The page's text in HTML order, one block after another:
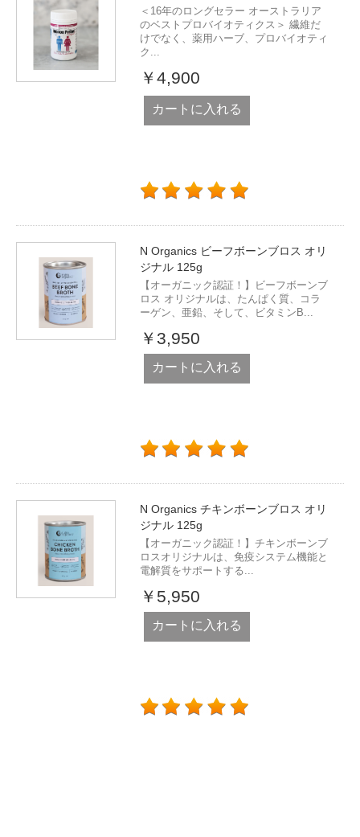
＜16年のロングセラー オーストラリア
のベストプロバイオティクス＞ 繊維だ
けでなく、薬用ハーブ、プロバイオティ
ク...
￥4,900
カートに入れる
N Organics ビーフボーンブロス オリ
ジナル 125g
【オーガニック認証！】ビーフボーンブ
ロス オリジナルは、たんぱく質、コラ
ーゲン、亜鉛、そして、ビタミンB...
￥3,950
カートに入れる
N Organics チキンボーンブロス オリ
ジナル 125g
【オーガニック認証！】チキンボーンブ
ロスオリジナルは、免疫システム機能と
電解質をサポートする...
￥5,950
カートに入れる